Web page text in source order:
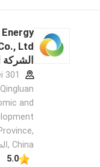
and
China ,الصين
5.0